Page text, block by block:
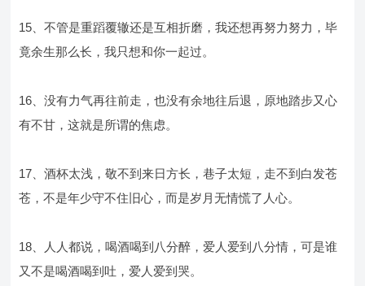
15、不管是重蹈覆辙还是互相折磨，我还想再努力努力，毕
竟余生那么长，我只想和你一起过。
16、没有力气再往前走，也没有余地往后退，原地踏步又心
有不甘，这就是所谓的焦虑。
17、酒杯太浅，敬不到来日方长，巷子太短，走不到白发苍
苍，不是年少守不住旧心，而是岁月无情慌了人心。
18、人人都说，喝酒喝到八分醉，爱人爱到八分情，可是谁
又不是喝酒喝到吐，爱人爱到哭。